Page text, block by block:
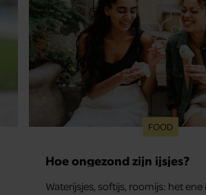
FOOD
Hoe ongezond zijn ijsjes?
Waterijsjes, softijs, roomijs: het ene